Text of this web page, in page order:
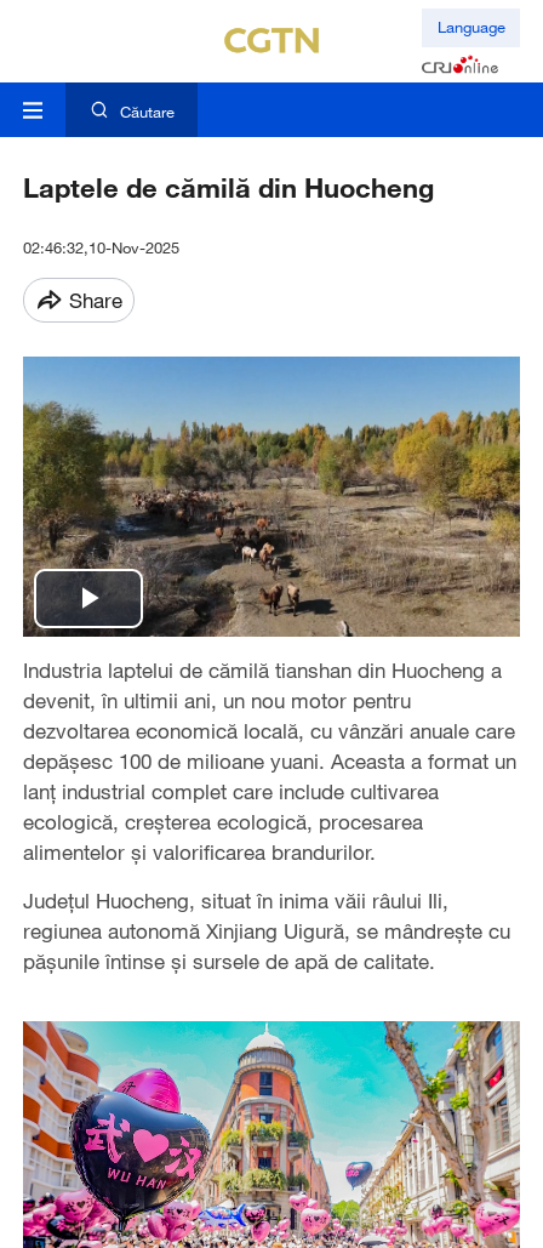
Language
Căutare
Laptele de cămilă din Huocheng
02:46:32,10-Nov-2025
Share
Play
Video
Industria laptelui de cămilă tianshan din Huocheng a
devenit, în ultimii ani, un nou motor pentru
dezvoltarea economică locală, cu vânzări anuale care
depășesc 100 de milioane yuani. Aceasta a format un
lanț industrial complet care include cultivarea
ecologică, creșterea ecologică, procesarea
alimentelor și valorificarea brandurilor.
Județul Huocheng, situat în inima văii râului Ili,
regiunea autonomă Xinjiang Uigură, se mândrește cu
pășunile întinse și sursele de apă de calitate.